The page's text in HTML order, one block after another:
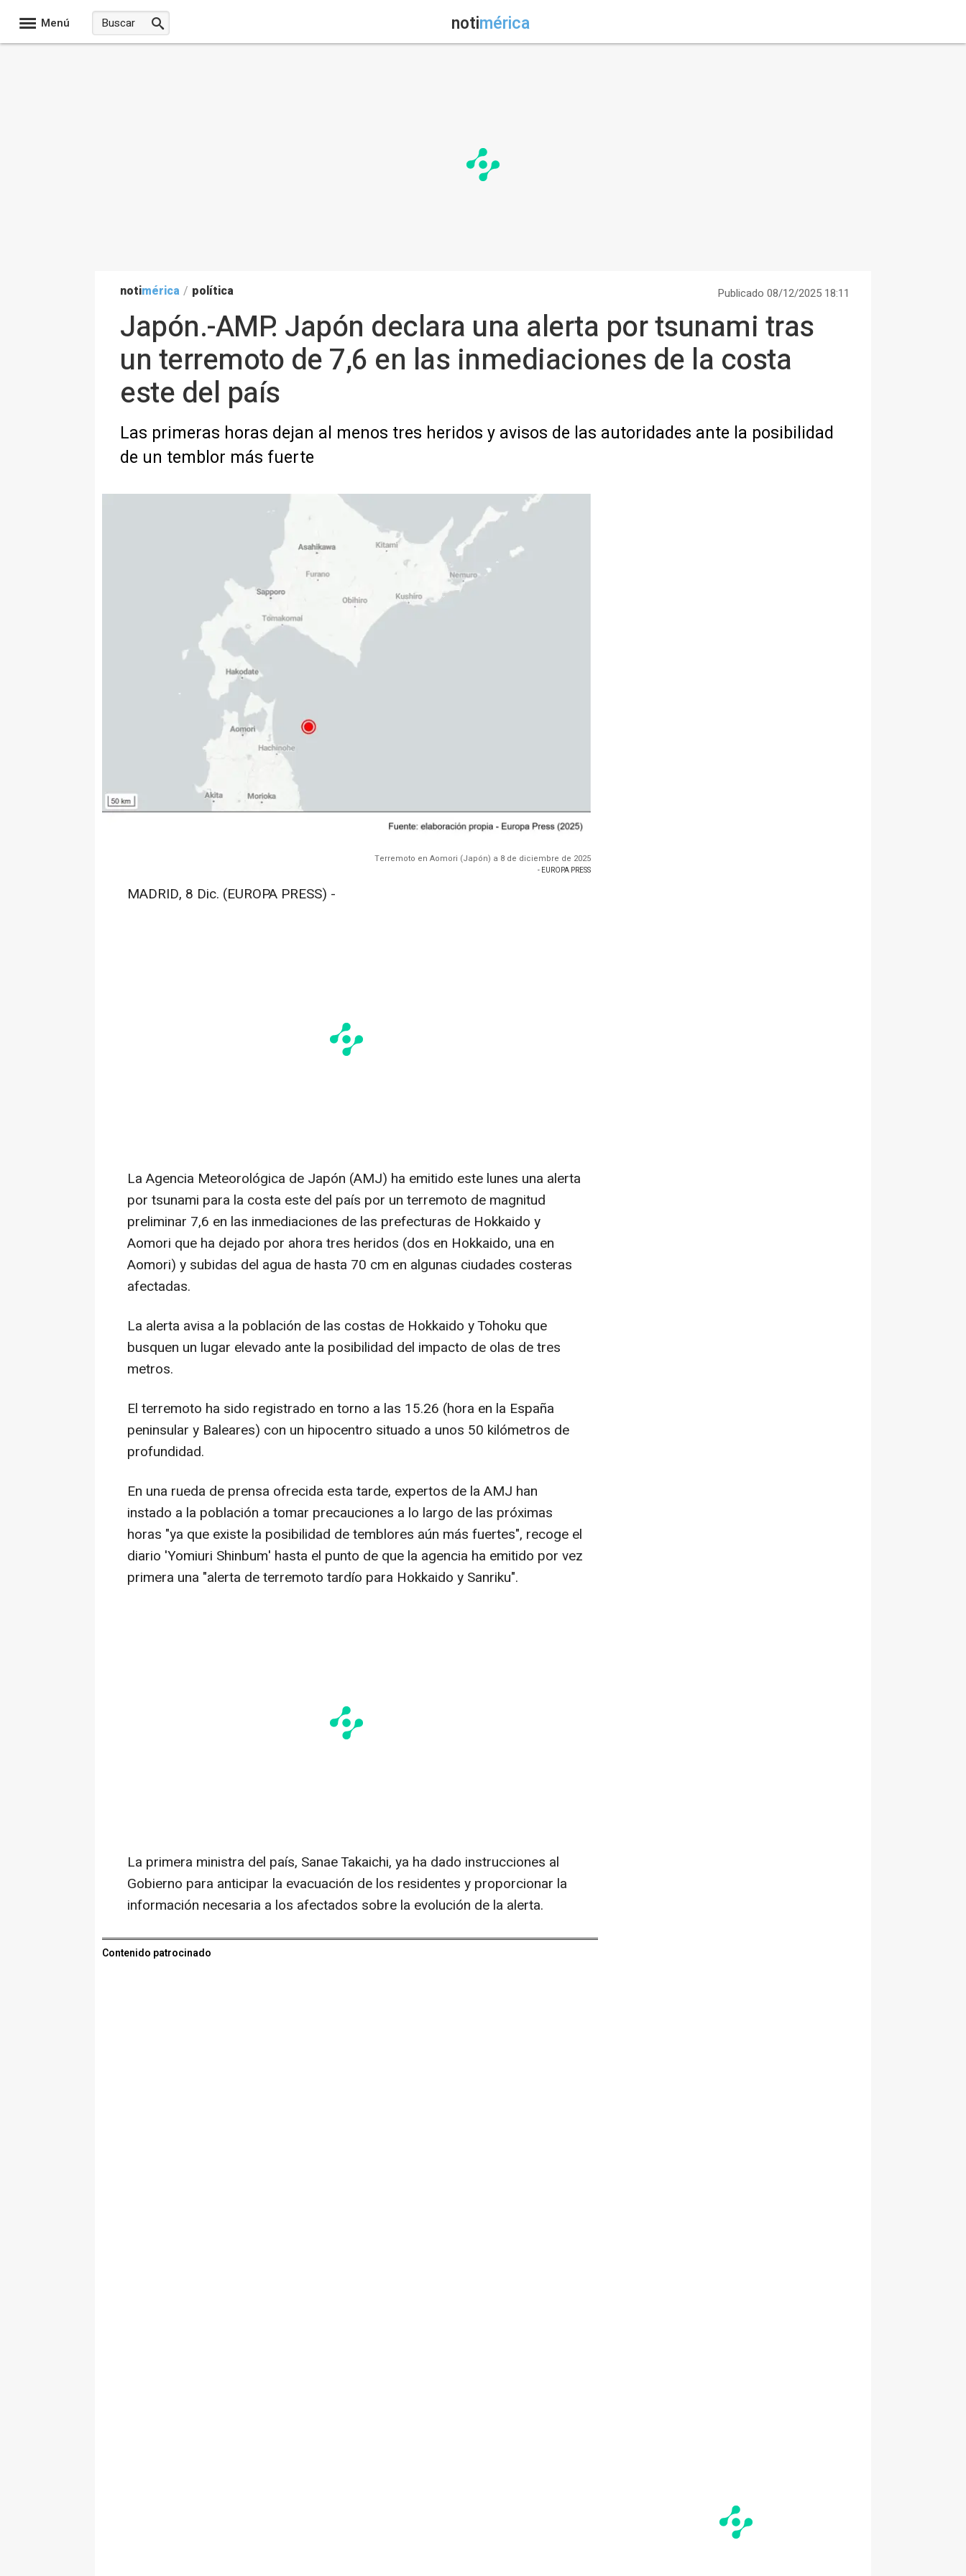
Menú notimérica
notimérica / política Publicado 08/12/2025 18:11
Japón.-AMP. Japón declara una alerta por tsunami tras
un terremoto de 7,6 en las inmediaciones de la costa
este del país
Las primeras horas dejan al menos tres heridos y avisos de las autoridades ante la posibilidad
de un temblor más fuerte
Terremoto en Aomori (Japón) a 8 de diciembre de 2025
- EUROPA PRESS
MADRID, 8 Dic. (EUROPA PRESS) -
La Agencia Meteorológica de Japón (AMJ) ha emitido este lunes una alerta
por tsunami para la costa este del país por un terremoto de magnitud
preliminar 7,6 en las inmediaciones de las prefecturas de Hokkaido y
Aomori que ha dejado por ahora tres heridos (dos en Hokkaido, una en
Aomori) y subidas del agua de hasta 70 cm en algunas ciudades costeras
afectadas.
La alerta avisa a la población de las costas de Hokkaido y Tohoku que
busquen un lugar elevado ante la posibilidad del impacto de olas de tres
metros.
El terremoto ha sido registrado en torno a las 15.26 (hora en la España
peninsular y Baleares) con un hipocentro situado a unos 50 kilómetros de
profundidad.
En una rueda de prensa ofrecida esta tarde, expertos de la AMJ han
instado a la población a tomar precauciones a lo largo de las próximas
horas "ya que existe la posibilidad de temblores aún más fuertes", recoge el
diario 'Yomiuri Shinbum' hasta el punto de que la agencia ha emitido por vez
primera una "alerta de terremoto tardío para Hokkaido y Sanriku".
La primera ministra del país, Sanae Takaichi, ya ha dado instrucciones al
Gobierno para anticipar la evacuación de los residentes y proporcionar la
información necesaria a los afectados sobre la evolución de la alerta.
Contenido patrocinado